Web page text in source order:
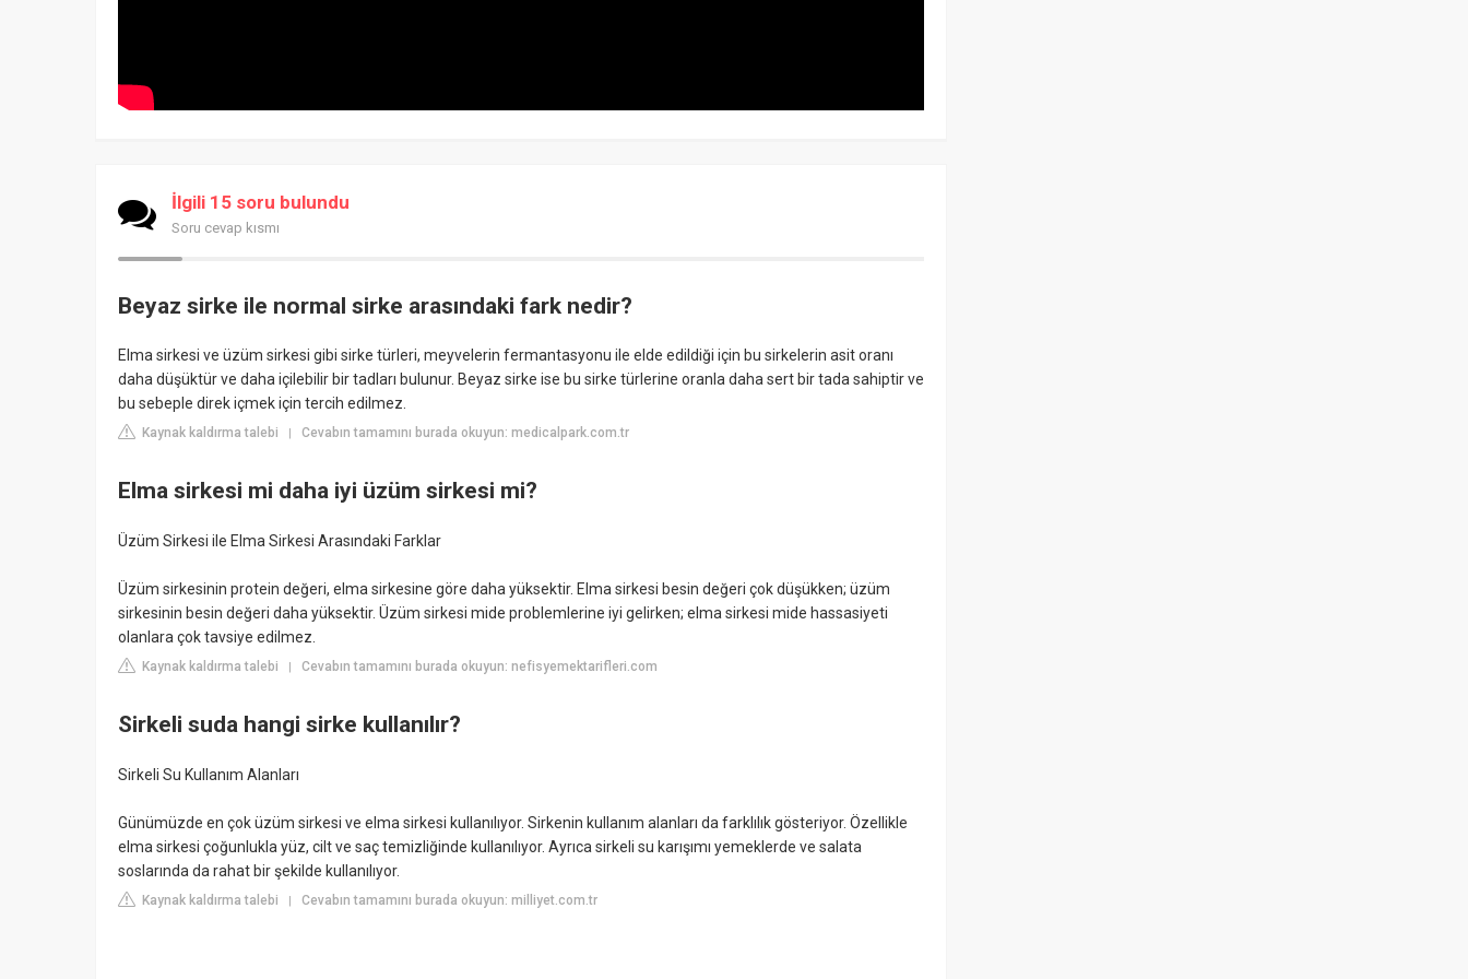
İlgili 15 soru bulundu
Soru cevap kısmı
Beyaz sirke ile normal sirke arasındaki fark nedir?
Elma sirkesi ve üzüm sirkesi gibi sirke türleri, meyvelerin fermantasyonu ile elde edildiği için bu sirkelerin asit oranı
daha düşüktür ve daha içilebilir bir tadları bulunur. Beyaz sirke ise bu sirke türlerine oranla daha sert bir tada sahiptir ve
bu sebeple direk içmek için tercih edilmez.
Kaynak kaldırma talebi | Cevabın tamamını burada okuyun: medicalpark.com.tr
Elma sirkesi mi daha iyi üzüm sirkesi mi?
Üzüm Sirkesi ile Elma Sirkesi Arasındaki Farklar
Üzüm sirkesinin protein değeri, elma sirkesine göre daha yüksektir. Elma sirkesi besin değeri çok düşükken; üzüm
sirkesinin besin değeri daha yüksektir. Üzüm sirkesi mide problemlerine iyi gelirken; elma sirkesi mide hassasiyeti
olanlara çok tavsiye edilmez.
Kaynak kaldırma talebi | Cevabın tamamını burada okuyun: nefisyemektarifleri.com
Sirkeli suda hangi sirke kullanılır?
Sirkeli Su Kullanım Alanları
Günümüzde en çok üzüm sirkesi ve elma sirkesi kullanılıyor. Sirkenin kullanım alanları da farklılık gösteriyor. Özellikle
elma sirkesi çoğunlukla yüz, cilt ve saç temizliğinde kullanılıyor. Ayrıca sirkeli su karışımı yemeklerde ve salata
soslarında da rahat bir şekilde kullanılıyor.
Kaynak kaldırma talebi | Cevabın tamamını burada okuyun: milliyet.com.tr